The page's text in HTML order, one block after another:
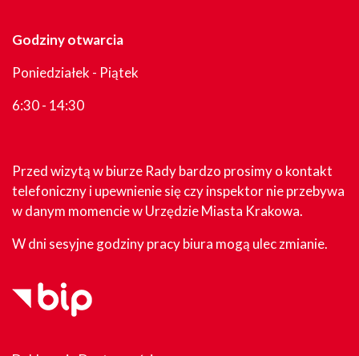
Godziny otwarcia
Poniedziałek - Piątek
6:30 - 14:30
Przed wizytą w biurze Rady bardzo prosimy o kontakt
telefoniczny i upewnienie się czy inspektor nie przebywa
w danym momencie w Urzędzie Miasta Krakowa.
W dni sesyjne godziny pracy biura mogą ulec zmianie.